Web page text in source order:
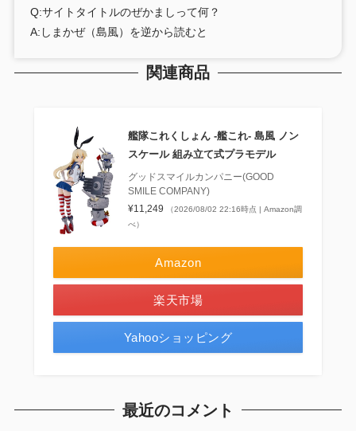
Q:サイトタイトルのぜかましって何？
A:しまかぜ（島風）を逆から読むと
関連商品
艦隊これくしょん ‐艦これ‐ 島風 ノン
スケール 組み立て式プラモデル
グッドスマイルカンパニー(GOOD
SMILE COMPANY)
¥11,249
（2026/08/02 22:16時点 | Amazon調
べ）
Amazon
楽天市場
Yahooショッピング
最近のコメント